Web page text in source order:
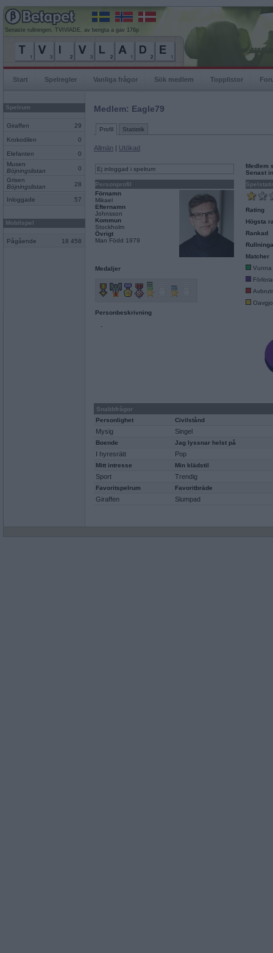
Senaste rullningen, TVIVlADE, av bengta a gav 176p
Start Spelregler Vanliga frågor Sök medlem Topplistor
Spelrum
Giraffen 29
Krokodilen 0
Elefanten
0
Musen
Böjningslistan
0
Grisen
Böjningslistan
28
Inloggade 57
Mobilspel
Pågående 18 458
Medlem: Eagle79
Profil Statistik
Allmän | Utökad
Ej inloggad i spelrum
Personprofil
Förnamn
Mikael
Efternamn
Johnsson
Kommun
Stockholm
Övrigt
Man Född 1979
Medaljer
Personbeskrivning
-
Medlem
Senast
Rating
Högsta
Rankad
Matcher
Vunna
Snabbfrågor
Personlighet
Civilstånd
Mysig Singel
Boende Jag lyssnar helst på
I hyresrätt Pop
Mitt intresse Min klädstil
Sport Trendig
Favoritspelrum Favoritbräde
Giraffen Slumpad